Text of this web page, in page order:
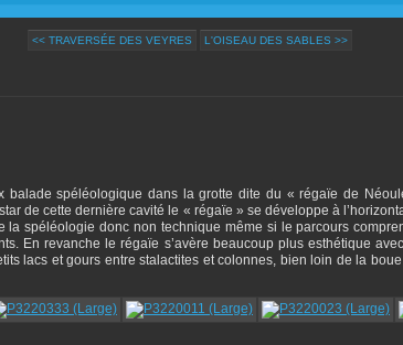
<< TRAVERSÉE DES VEYRES L'OISEAU DES SABLES >>
balade spéléologique dans la grotte dite du « régaïe de
de cette dernière cavité le « régaïe » se développe à
la spéléologie donc non technique même si le parcours
En revanche le régaïe s’avère beaucoup plus esthétique
lacs et gours entre stalactites et colonnes, bien loin de la